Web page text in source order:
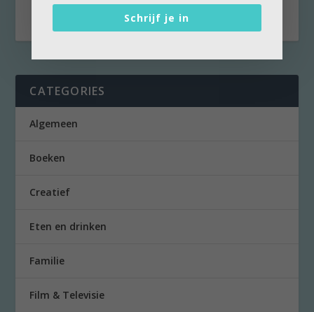
CATEGORIES
Algemeen
Boeken
Creatief
Eten en drinken
Familie
Film & Televisie
Schrijf je in